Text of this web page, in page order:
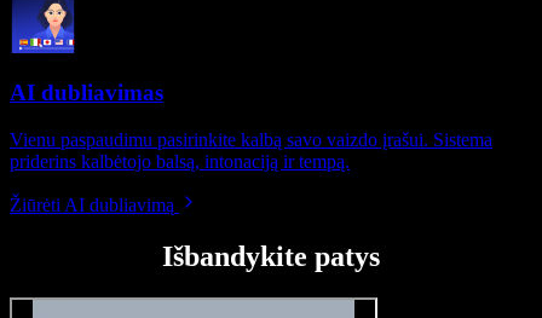
AI dubliavimas
Vienu paspaudimu pasirinkite kalbą savo vaizdo įrašui. Sistema
priderins kalbėtojo balsą, intonaciją ir tempą.
Žiūrėti AI dubliavimą
Išbandykite patys